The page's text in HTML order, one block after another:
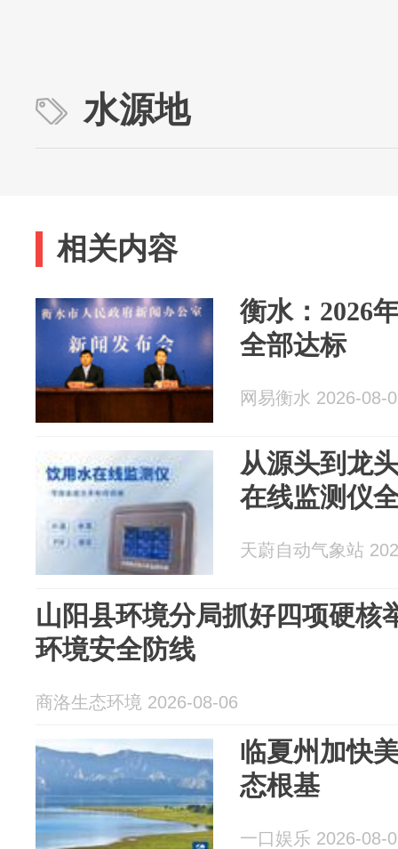
水源地
相关内容
衡水：2026
全部达标
网易衡水 2026-08-
从源头到龙
在线监测仪
天蔚自动气象站
山阳县环境分局抓好四项硬核
环境安全防线
商洛生态环境 2026-08-06
临夏州加快
态根基
一口娱乐 2026-08-